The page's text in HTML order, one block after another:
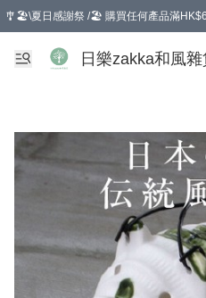
🎐🏖️\夏日感謝祭 /🏖️ 購買任何產品滿
選擇GoGoX住宅/工商地址配送，單一訂
日樂zakka和風雜